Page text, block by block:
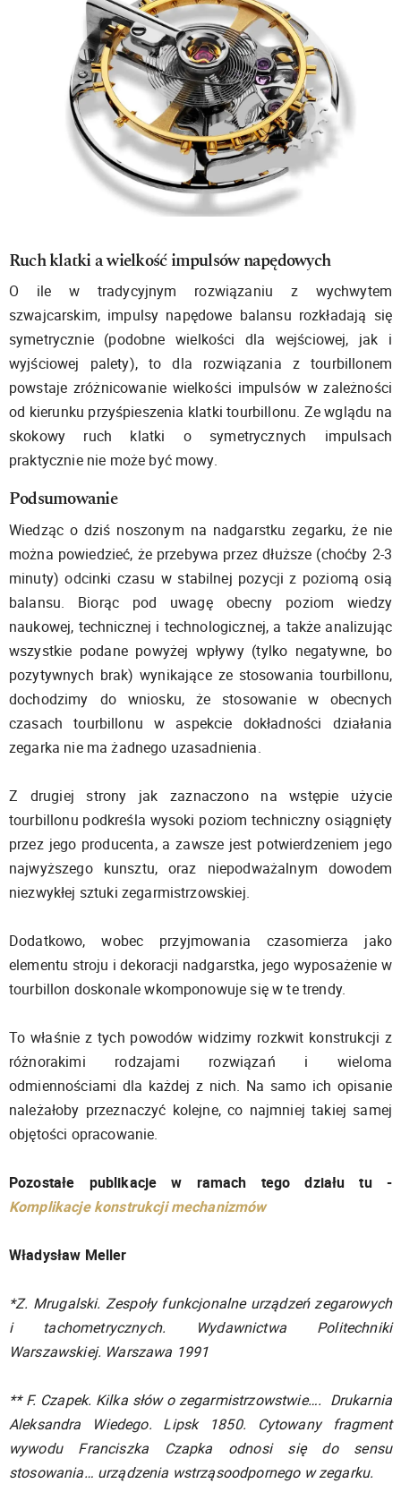
Ruch klatki a wielkość impulsów napędowych
O ile w tradycyjnym rozwiązaniu z wychwytem
szwajcarskim, impulsy napędowe balansu rozkładają się
symetrycznie (podobne wielkości dla wejściowej, jak i
wyjściowej palety), to dla rozwiązania z tourbillonem
powstaje zróżnicowanie wielkości impulsów w zależności
od kierunku przyśpieszenia klatki tourbillonu. Ze wglądu na
skokowy ruch klatki o symetrycznych impulsach
praktycznie nie może być mowy.
Podsumowanie
Wiedząc o dziś noszonym na nadgarstku zegarku, że nie
można powiedzieć, że przebywa przez dłuższe (choćby 2-3
minuty) odcinki czasu w stabilnej pozycji z poziomą osią
balansu. Biorąc pod uwagę obecny poziom wiedzy
naukowej, technicznej i technologicznej, a także analizując
wszystkie podane powyżej wpływy (tylko negatywne, bo
pozytywnych brak) wynikające ze stosowania tourbillonu,
dochodzimy do wniosku, że stosowanie w obecnych
czasach tourbillonu w aspekcie dokładności działania
zegarka nie ma żadnego uzasadnienia.
Z drugiej strony jak zaznaczono na wstępie użycie
tourbillonu podkreśla wysoki poziom techniczny osiągnięty
przez jego producenta, a zawsze jest potwierdzeniem jego
najwyższego kunsztu, oraz niepodważalnym dowodem
niezwykłej sztuki zegarmistrzowskiej.
Dodatkowo, wobec przyjmowania czasomierza jako
elementu stroju i dekoracji nadgarstka, jego wyposażenie w
tourbillon doskonale wkomponowuje się w te trendy.
To właśnie z tych powodów widzimy rozkwit konstrukcji z
różnorakimi rodzajami rozwiązań i wieloma
odmiennościami dla każdej z nich. Na samo ich opisanie
należałoby przeznaczyć kolejne, co najmniej takiej samej
objętości opracowanie.
Pozostałe publikacje w ramach tego działu tu -
Komplikacje konstrukcji mechanizmów
Władysław Meller
*Z. Mrugalski. Zespoły funkcjonalne urządzeń zegarowych
i tachometrycznych. Wydawnictwa Politechniki
Warszawskiej. Warszawa 1991
** F. Czapek. Kilka słów o zegarmistrzowstwie…. Drukarnia
Aleksandra Wiedego. Lipsk 1850. Cytowany fragment
wywodu Franciszka Czapka odnosi się do sensu
stosowania… urządzenia wstrząsoodpornego w zegarku.